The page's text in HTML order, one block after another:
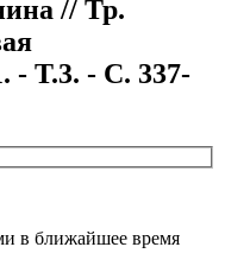
// Тр.
- Т.3. - С. 337-
в ближайшее время